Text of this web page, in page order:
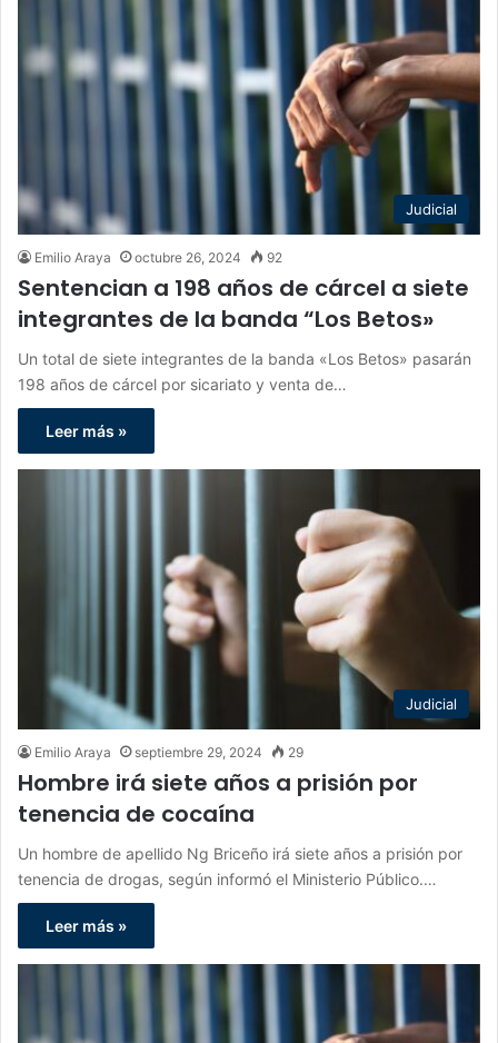
Judicial
Emilio Araya octubre 26, 2024 92
Sentencian a 198 años de cárcel a siete
integrantes de la banda “Los Betos»
Un total de siete integrantes de la banda «Los Betos» pasarán
198 años de cárcel por sicariato y venta de…
Leer más »
Judicial
Emilio Araya septiembre 29, 2024 29
Hombre irá siete años a prisión por
tenencia de cocaína
Un hombre de apellido Ng Briceño irá siete años a prisión por
tenencia de drogas, según informó el Ministerio Público.…
Leer más »